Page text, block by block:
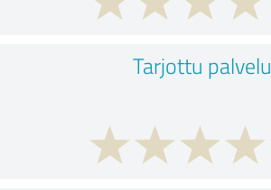
Tarjottu palvelu